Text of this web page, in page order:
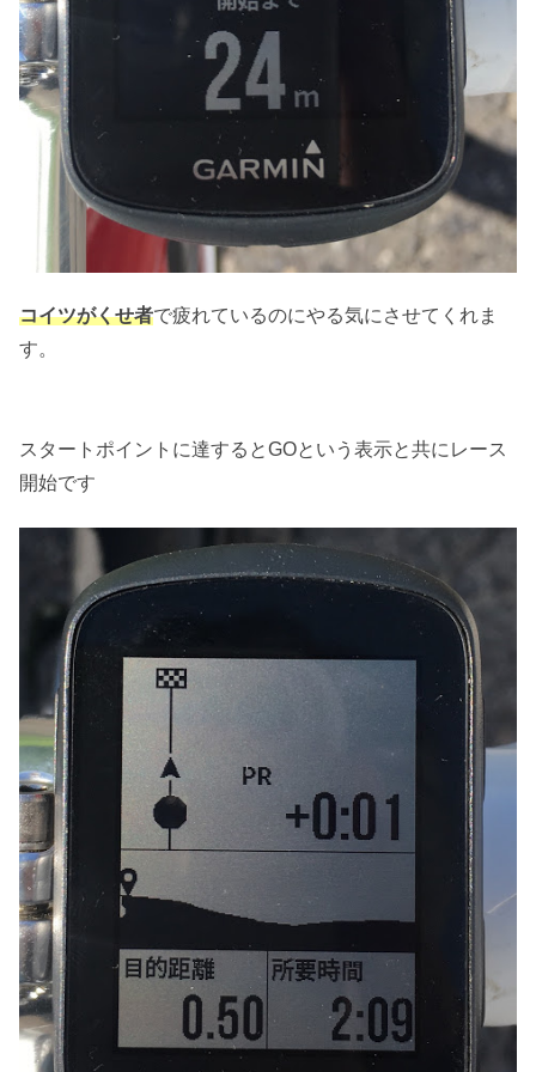
コイツがくせ者で疲れているのにやる気にさせてくれま
す。
スタートポイントに達するとGOという表示と共にレース
開始です